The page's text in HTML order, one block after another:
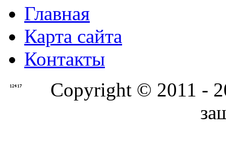
Главная
Карта сайта
Контакты
Copyright © 2011 -